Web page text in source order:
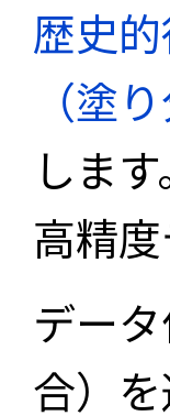
歴史
（塗
しま
高精
デー
合）